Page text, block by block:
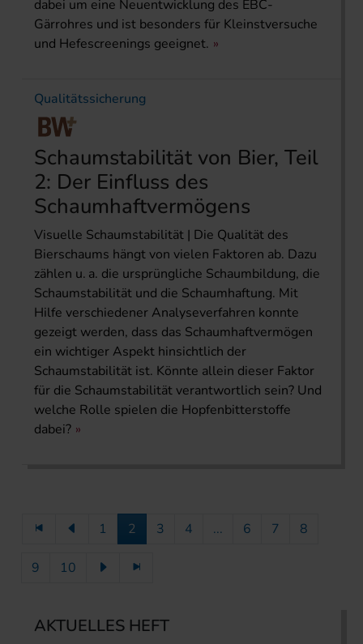
dabei um eine Neuentwicklung des EBC-
Gärrohres und ist besonders für Kleinstversuche
und Hefescreenings geeignet.
Qualitätssicherung
Schaumstabilität von Bier, Teil
2: Der Einfluss des
Schaumhaftvermögens
Visuelle Schaumstabilität | Die Qualität des
Bierschaums hängt von vielen Faktoren ab. Dazu
zählen u. a. die ursprüngliche Schaumbildung, die
Schaumstabilität und die Schaumhaftung. Mit
Hilfe verschiedener Analyseverfahren konnte
gezeigt werden, dass das Schaumhaftvermögen
ein wichtiger Aspekt hinsichtlich der
Schaumstabilität ist. Könnte allein dieser Faktor
für die Schaumstabilität verantwortlich sein? Und
welche Rolle spielen die Hopfenbitterstoffe
dabei?
1 2 3 4 ... 6 7 8
9 10
AKTUELLES HEFT